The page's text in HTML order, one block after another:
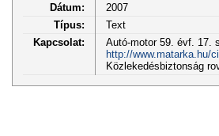
Dátum:
2007
Típus:
Text
Kapcsolat:
Autó-motor 59. évf. 17.
http://www.matarka.hu/
Közlekedésbiztonság